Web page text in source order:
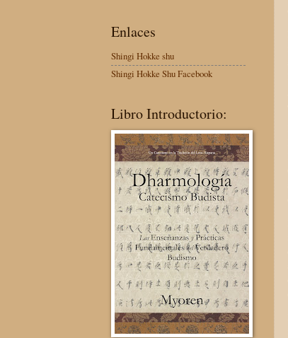
Enlaces
Shingi Hokke shu
Shingi Hokke Shu Facebook
Libro Introductorio: